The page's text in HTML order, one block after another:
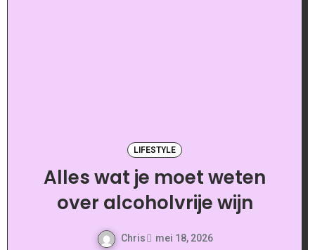
LIFESTYLE
Alles wat je moet weten
over alcoholvrije wijn
Chris mei 18, 2026